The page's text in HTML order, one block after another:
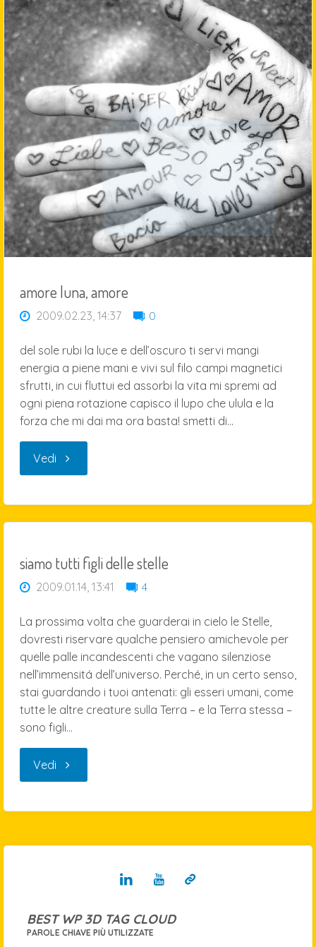
amore luna, amore
2009.02.23, 14:37 0
del sole rubi la luce e dell’oscuro ti servi mangi
energia a piene mani e vivi sul filo campi magnetici
sfrutti, in cui fluttui ed assorbi la vita mi spremi ad
ogni piena rotazione capisco il lupo che ulula e la
forza che mi dai ma ora basta! smetti di…
Vedi "amore
amore"
siamo tutti figli delle stelle
2009.01.14, 13:41 4
La prossima volta che guarderai in cielo le Stelle,
dovresti riservare qualche pensiero amichevole per
quelle palle incandescenti che vagano silenziose
nell’immensitá dell’universo. Perché, in un certo senso,
stai guardando i tuoi antenati: gli esseri umani, come
tutte le altre creature sulla Terra – e la Terra stessa –
sono figli…
Vedi "siamo
BEST WP 3D TAG CLOUD
PAROLE CHIAVE PIÙ UTILIZZATE